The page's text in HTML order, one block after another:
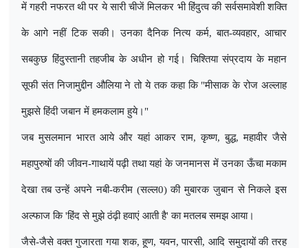
में गहरी नफरत थी पर ये सारी चीजें मिलकर भी हिंदुत्व की सर्वसमावेशी शक्ति
के आगे नहीं टिक सकी। उनका दैनिक नित्य कर्म,बात-व्यवहार,आचार
सबकुछ हिंदुस्तानी तहजीब के अधीन हो गई। चिश्तिया संप्रदाय के महान
सूफी संत निजामुद्दीन औलिया ने तो ये तक कहा कि "मीसाक के रोज अल्लाह
मुझसे हिंदी जबान में हमकलाम हुये।"
जब मुसलमान भारत आये और यहां आकर राम,कृष्ण,बुद्ध,महावीर जैसे
महापुरुषों की जीवन-गाथायें पढ़ी तथा यहां के जनमानस में उनका ऊँचा मकाम
देखा तब उन्हें अपने नबी-करीम (सल्ल0) की मुबारक जुबान से निकले इस
अल्फाज कि'हिंद से मुझे ठंढ़ी हवाएं आती है'का मतलब समझ आया।
जैसे-जैसे वक्त गुजारता गया शक,हूण,यवन,पारसी,आदि समुदायों की तरह